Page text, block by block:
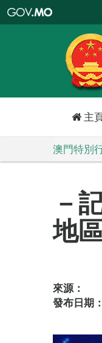
特
政
區
政
口
主
澳門特別
－
地
來源：
發布日期：